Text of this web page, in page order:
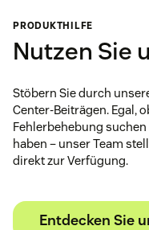
PRODUKTHILFE
Nutzen Sie
Stöbern Sie durch
Center-Beiträgen. Egal,
Fehlerbehebung
haben – unser Team
direkt zur Verfügung.
Entdecken Sie